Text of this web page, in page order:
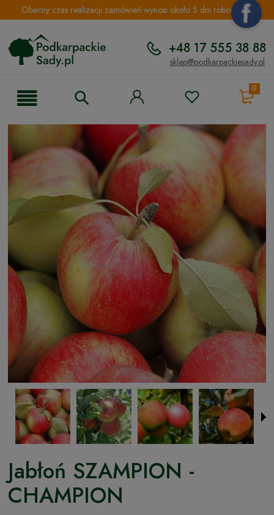
Obecny czas realizacji zamówień wynosi około 5 dni roboczych.
+48 17 555 38 88
sklep@podkarpackiesady.pl
0
Jabłoń SZAMPION -
CHAMPION